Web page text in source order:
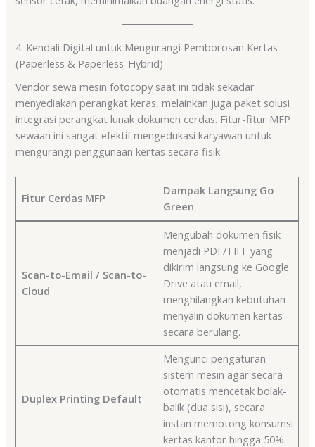
4. Kendali Digital untuk Mengurangi Pemborosan Kertas
(Paperless & Paperless-Hybrid)
Vendor sewa mesin fotocopy saat ini tidak sekadar
menyediakan perangkat keras, melainkan juga paket solusi
integrasi perangkat lunak dokumen cerdas. Fitur-fitur MFP
sewaan ini sangat efektif mengedukasi karyawan untuk
mengurangi penggunaan kertas secara fisik:
Fitur Cerdas MFP
Dampak Langsung Go
Green
Scan-to-Email / Scan-to-
Cloud
Mengubah dokumen fisik
menjadi PDF/TIFF yang
dikirim langsung ke Google
Drive atau email,
menghilangkan kebutuhan
menyalin dokumen kertas
secara berulang.
Duplex Printing Default
Mengunci pengaturan
sistem mesin agar secara
otomatis mencetak bolak-
balik (dua sisi), secara
instan memotong konsumsi
kertas kantor hingga 50%.